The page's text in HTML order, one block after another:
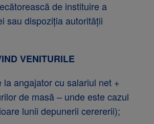
de instituire a
sau dispoziţia autorităţii
VENITURILE
la angajator cu salariul net +
de masă – unde este cazul
lunii depunerii cerererii);